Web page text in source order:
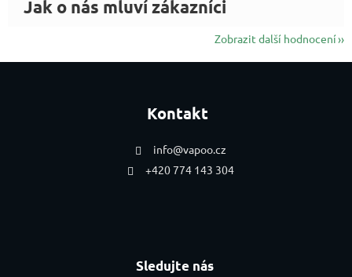
Zobrazit další hodnocení
Kontakt
info@vapoo.cz
+420 774 143 304
Sledujte nás